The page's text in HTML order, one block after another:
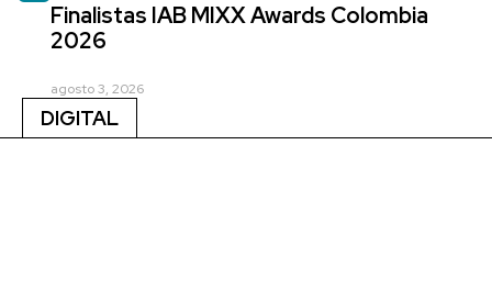
Finalistas IAB MIXX Awards Colombia
2026
agosto 3, 2026
DIGITAL